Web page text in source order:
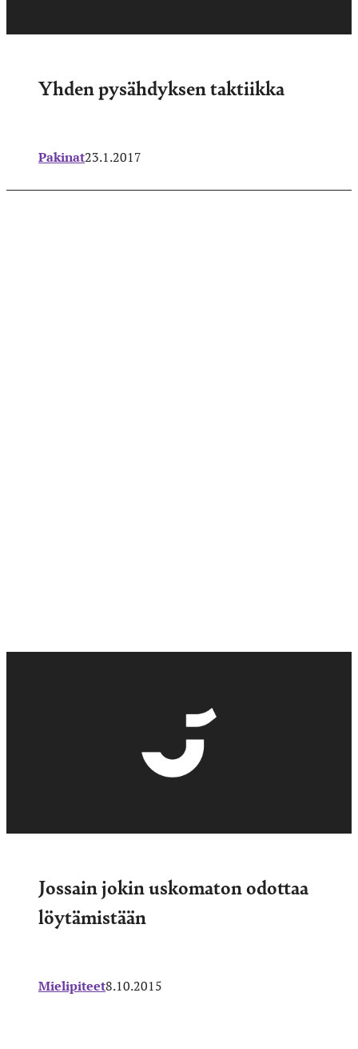
Yhden pysähdyksen taktiikka
Pakinat23.1.2017
Jossain jokin uskomaton odottaa
löytämistään
Mielipiteet8.10.2015